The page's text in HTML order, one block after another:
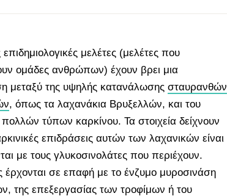
επιδημιολογικές μελέτες (μελέτες που
ομάδες ανθρώπων) έχουν βρει μια
μεταξύ της υψηλής κατανάλωσης σταυρανθών
, όπως τα λαχανάκια Βρυξελλών, και του
τύπων καρκίνου. Τα στοιχεία δείχνουν
επιδράσεις αυτών των λαχανικών είναι
με τους γλυκοσινολάτες που περιέχουν.
έρχονται σε επαφή με το ένζυμο μυροσινάση
της επεξεργασίας των τροφίμων ή του